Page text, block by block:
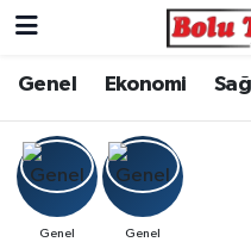
Genel Ekonomi
Genel Genel